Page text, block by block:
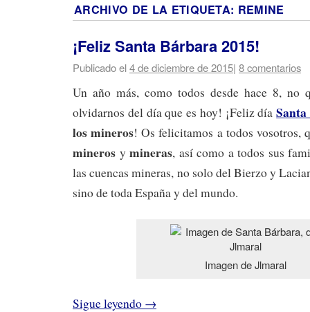
ARCHIVO DE LA ETIQUETA: REMINE
¡Feliz Santa Bárbara 2015!
Publicado el4 de diciembre de 2015| 8 comentarios
Un año más, como todos desde hace 8, no
olvidarnos del día que es hoy! ¡Feliz día
los mineros! Os felicitamos a todos vosotros,
mineros ymineras, así como a todos sus
las cuencas mineras, no solo del Bierzo y
sino de toda España y del mundo.
Imagen de Jlmaral
Sigue leyendo →